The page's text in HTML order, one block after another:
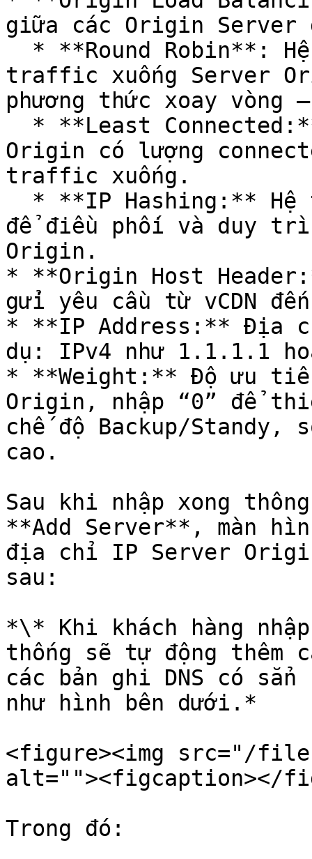
giữa các Origin
traffic xuống Server
phương thức xoay vòng
Origin có lượng
traffic xuống.
để điều phối và duy
Origin.
* **Origin Host
gửi yêu cầu từ vCDN
* **IP Address:** Địa
dụ: IPv4 như 1.1.1.1
* **Weight:** Độ ưu
Origin, nhập “0” để
chế độ Backup/Standy,
cao.
Sau khi nhập xong
**Add Server**, màn
địa chỉ IP Server
sau:
*\* Khi khách hàng
thống sẽ tự động thêm
các bản ghi DNS có
như hình bên dưới.*
<figure><img src="/
alt=""><figcaption></
Trong đó: